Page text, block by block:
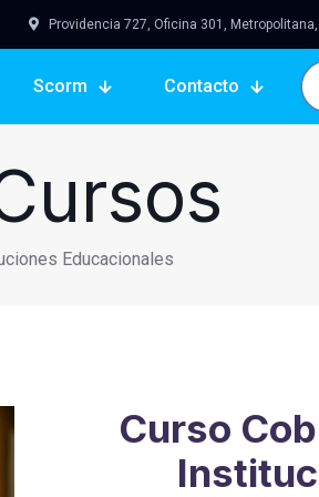
Providencia 727, Oficina 301,
Scorm Contacto
Educacionales
Curso